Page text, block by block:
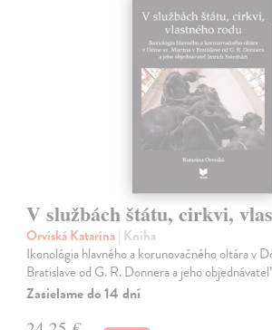
V službách štátu, cirkvi,
Orviská Katarína| Kniha
Ikonológia hlavného a korunovačného oltára v
Bratislave od G. R. Donnera a jeho
Zasielame do 14 dní